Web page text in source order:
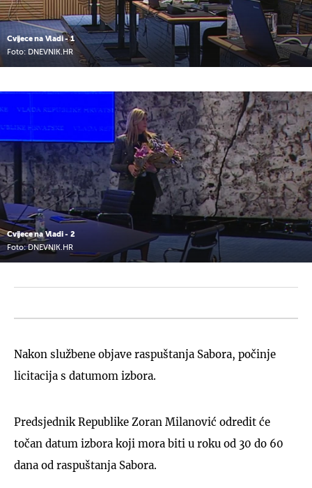
Cvijece na Vladi - 1
Foto: DNEVNIK.HR
Cvijece na Vladi - 2
Foto: DNEVNIK.HR
Nakon službene objave raspuštanja Sabora, počinje
licitacija s datumom izbora.
Predsjednik Republike Zoran Milanović odredit će
točan datum izbora koji mora biti u roku od 30 do 60
dana od raspuštanja Sabora.